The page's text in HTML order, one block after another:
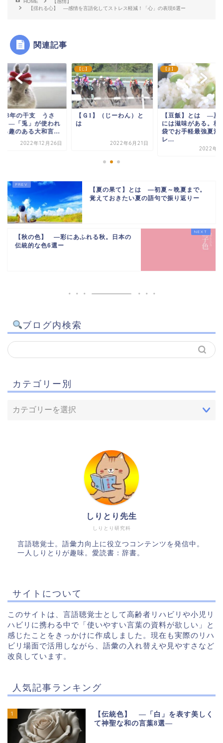
HOME
【感情】
【揺れる心】 —感情を言語化してストレス軽減！「心」の表現6選ー
関連記事
1】（じーわん）と
2022年6月21日
【ま】
【豆飯】とは ―夏の旬
には滋味がある。枝豆１
【う】
【2023年の干支 う
ぎ】 ―「兎」が使
ている趣のある大和
【夏の果て】とは —初夏～晩夏まで。
覚えておきたい夏の語句で振り返りー
【秋の色】 —彩にあふれる秋。日本の
伝統的な色6選ー
ブログ内検索
カテゴリー別
しりとり研究科
しりとり先生
言語聴覚士。語彙力向上に役立つコンテンツを発信中。
一人しりとりが趣味。愛読書：辞書。
サイトについて
このサイトは、言語聴覚士として高齢者リハビリや小児リ
ハビリに携わる中で「使いやすい言葉の資料が欲しい」と
感じたことをきっかけに作成しました。現在も実際のリハ
ビリ場面で活用しながら、語彙の入れ替えや見やすさなど
改良しています。
人気記事ランキング
1
【伝統色】 ―「白」を表す美しく
て神聖な和の言葉8選―